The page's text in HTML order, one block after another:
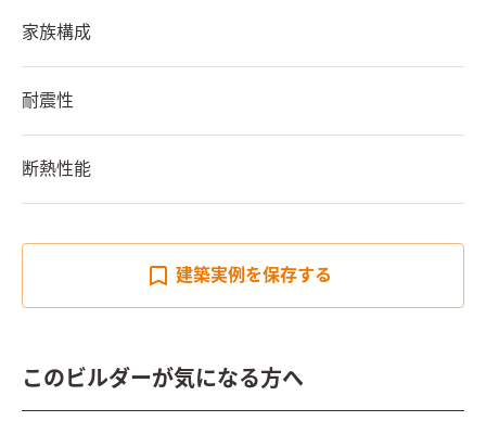
家族構成
耐震性
断熱性能
建築実例を保存する
このビルダーが気になる方へ